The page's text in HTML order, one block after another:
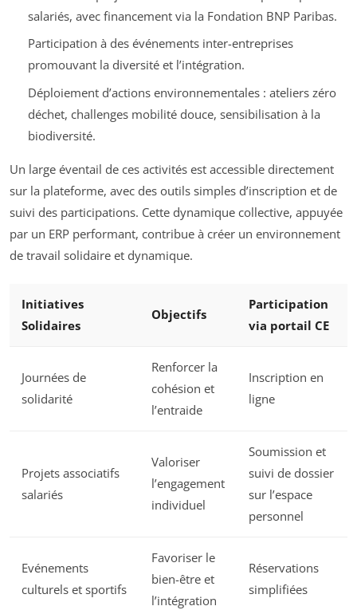
salariés, avec financement via la Fondation BNP Paribas.
Participation à des événements inter-entreprises
promouvant la diversité et l’intégration.
Déploiement d’actions environnementales : ateliers zéro
déchet, challenges mobilité douce, sensibilisation à la
biodiversité.
Un large éventail de ces activités est accessible directement
sur la plateforme, avec des outils simples d’inscription et de
suivi des participations. Cette dynamique collective, appuyée
par un ERP performant, contribue à créer un environnement
de travail solidaire et dynamique.
Initiatives
Solidaires
Objectifs
Participation
via portail CE
Journées de
solidarité
Renforcer la
cohésion et
l’entraide
Inscription en
ligne
Projets associatifs
salariés
Valoriser
l’engagement
individuel
Soumission et
suivi de dossier
sur l’espace
personnel
Evénements
culturels et sportifs
Favoriser le
bien-être et
l’intégration
Réservations
simplifiées